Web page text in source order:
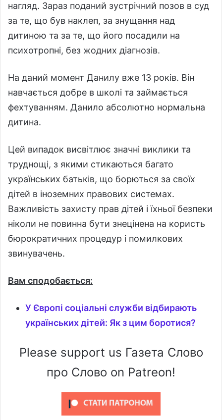
нагляд. Зараз поданий зустрічний позов в суд
за те, що був наклеп, за знущання над
дитиною та за те, що його посадили на
психотропні, без жодних діагнозів.
На даний момент Данилу вже 13 років. Він
навчається добре в школі та займається
фехтуванням. Данило абсолютно нормальна
дитина.
Цей випадок висвітлює значні виклики та
труднощі, з якими стикаються багато
українських батьків, що борються за своїх
дітей в іноземних правових системах.
Важливість захисту прав дітей і їхньої безпеки
ніколи не повинна бути знецінена на користь
бюрократичних процедур і помилкових
звинувачень.
Вам сподобається:
У Європі соціальні служби відбирають
українських дітей: Як з цим боротися?
Please support us Газета Слово
про Слово on Patreon!